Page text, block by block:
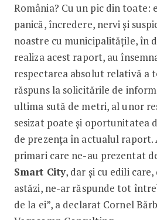
România? Cu un pic din toate:
panică, încredere, nervi și
noastre cu municipalitățile, în
realiza acest raport, au
respectarea absolut relativă a
răspuns la solicitările de
ultima sută de metri, al unor
sesizat poate și oportunitatea
de prezența în actualul raport.
primari care ne-au prezentat
Smart City, dar și cu edili
astăzi, ne-ar răspunde tot
de la ei”, a declarat Cornel